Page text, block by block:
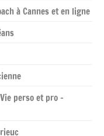
à Cannes et en ligne
perso et pro –